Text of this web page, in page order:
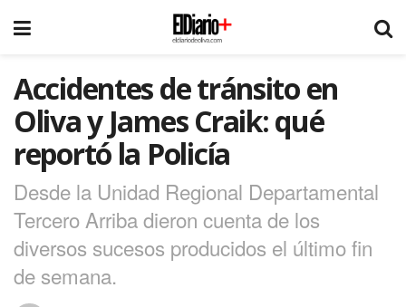
Accidentes de tránsito en
Oliva y James Craik: qué
reportó la Policía
Desde la Unidad Regional Departamental
Tercero Arriba dieron cuenta de los
diversos sucesos producidos el último fin
de semana.